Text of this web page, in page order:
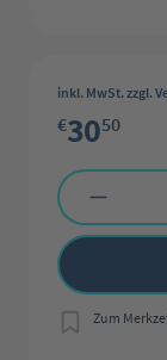
inkl. MwSt. zzgl.
€3050
Produkt Anzahl:
Zum